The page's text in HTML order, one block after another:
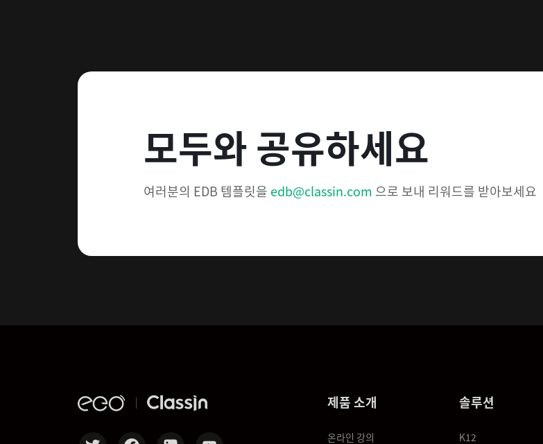
모두와 공유하세요
여러분의 EDB 템플릿을 edb@classin.com 으로 보내 리워드를 받아보세요
제품 소개
온라인 강의
솔루션
K12